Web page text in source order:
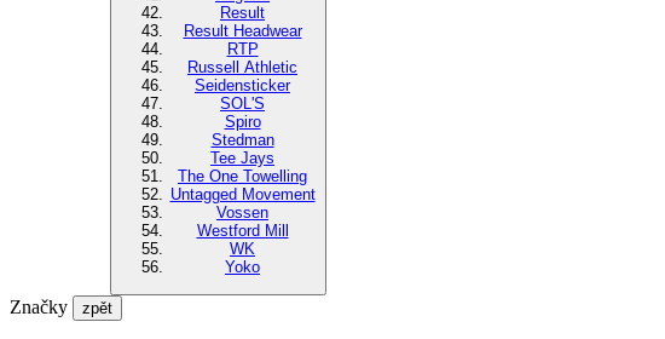
Result
Result Headwear
RTP
Russell Athletic
Seidensticker
SOL'S
Spiro
Stedman
Tee Jays
The One Towelling
Untagged Movement
Vossen
Westford Mill
WK
Yoko
Značky zpět